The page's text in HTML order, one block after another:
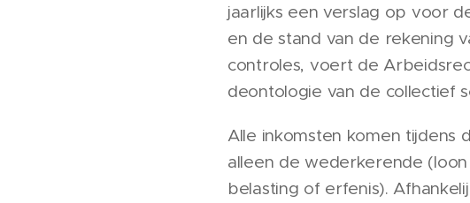
jaarlijks een verslag op voor
en de stand van de rekening
controles, voert de
deontologie van de collectief
Alle inkomsten komen tijdens
alleen de wederkerende
belasting of erfenis).